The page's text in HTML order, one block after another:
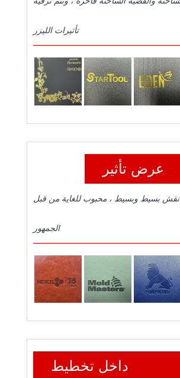
تأثيرات الليزر
عرض تأثير
نقش بسيط وبسيط ، محبوب للغاية من قبل
الجمهور
داخل تخطيط